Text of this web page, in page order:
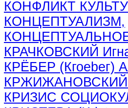
КОНФЛИКТ
КОНЦЕПТУАЛИЗМ,
КРАЧКОВСКИЙ
КРЁБЕР (Кгоеbег)
КРЖИЖАНОВСКИЙ
КРИЗИС